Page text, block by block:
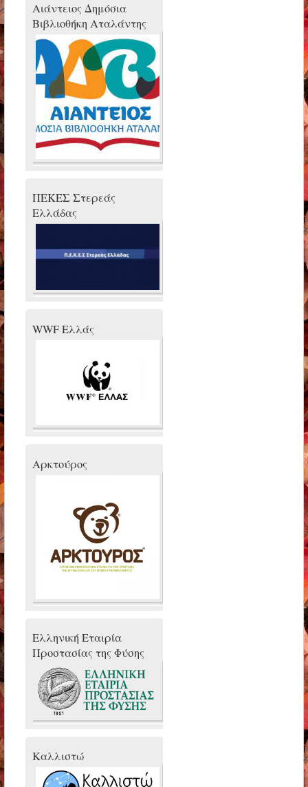
Αιάντειος Δημόσια
Βιβλιοθήκη Αταλάντης
ΠΕΚΕΣ Στερεάς
Ελλάδας
WWF Ελλάς
Αρκτούρος
Ελληνική Εταιρία
Προστασίας της Φύσης
Καλλιστώ